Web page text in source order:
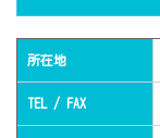
所在地
TEL / FAX